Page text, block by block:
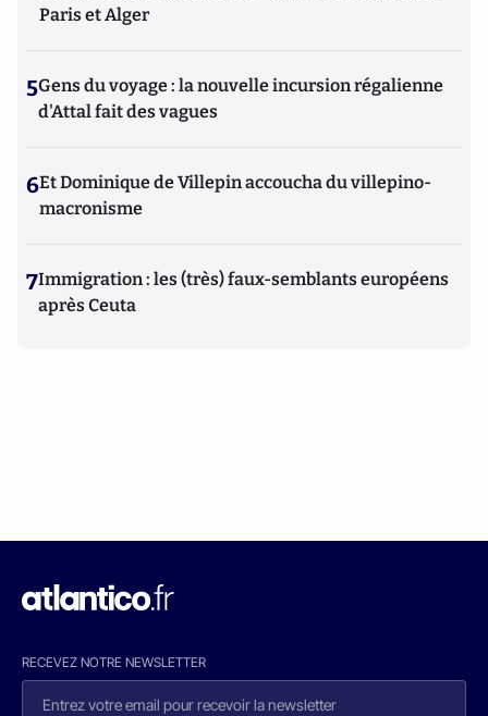
Paris et Alger
5Gens du voyage : la nouvelle incursion régalienne
d'Attal fait des vagues
6Et Dominique de Villepin accoucha du villepino-
macronisme
7Immigration : les (très) faux-semblants européens
après Ceuta
RECEVEZ NOTRE NEWSLETTER